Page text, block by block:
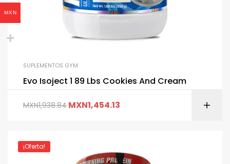
SUPLEMENTOS GYM
Evo Isoject 1 89 Lbs Cookies And Cream
MXN1,938.84 MXN1,454.13
¡Oferta!
MXN